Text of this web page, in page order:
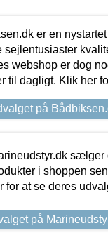
er en
sejlentusiaster
webshop er dog
til dagligt. Klik her
på
sælger
i shoppen
for at se deres
på